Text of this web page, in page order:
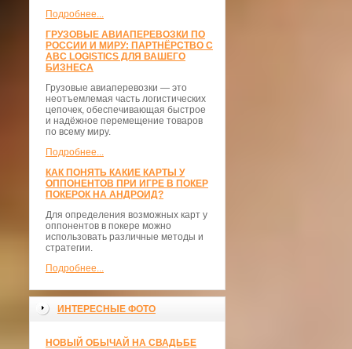
Подробнее...
ГРУЗОВЫЕ АВИАПЕРЕВОЗКИ ПО
РОССИИ И МИРУ: ПАРТНЁРСТВО С
ABC LOGISTICS ДЛЯ ВАШЕГО
БИЗНЕСА
Грузовые авиаперевозки — это
неотъемлемая часть логистических
цепочек, обеспечивающая быстрое
и надёжное перемещение товаров
по всему миру.
Подробнее...
КАК ПОНЯТЬ КАКИЕ КАРТЫ У
ОППОНЕНТОВ ПРИ ИГРЕ В ПОКЕР
ПОКЕРОК НА АНДРОИД?
Для определения возможных карт у
оппонентов в покере можно
использовать различные методы и
стратегии.
Подробнее...
ИНТЕРЕСНЫЕ ФОТО
НОВЫЙ ОБЫЧАЙ НА СВАДЬБЕ